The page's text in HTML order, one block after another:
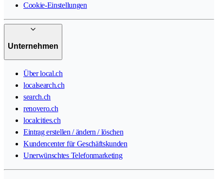
Cookie-Einstellungen
Unternehmen
Über local.ch
localsearch.ch
search.ch
renovero.ch
localcities.ch
Eintrag erstellen / ändern / löschen
Kundencenter für Geschäftskunden
Unerwünschtes Telefonmarketing